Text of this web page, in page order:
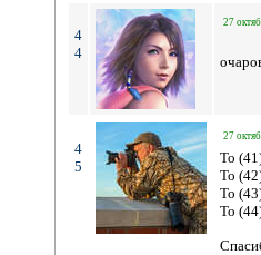
4
4
27
4
5
27
To
To
To
To